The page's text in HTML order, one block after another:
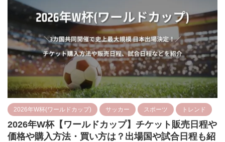
2026年W杯(ワールドカップ) サッカー スポーツ トレンド
2026年W杯【ワールドカップ】チケット販売日程や
価格や購入方法・買い方は？出場国や試合日程も紹